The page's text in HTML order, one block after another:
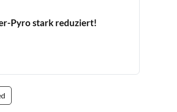
Pyro stark reduziert!